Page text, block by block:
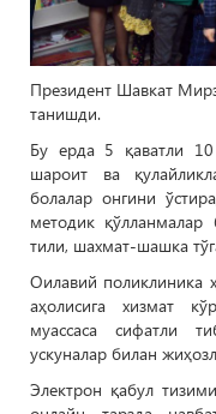
Президент Шавкат
танишди.
Бу ерда 5 қаватли
шароит ва
болалар онгини
методик қўлланмалар
тили, шахмат-шашка
Оилавий поликлиника
аҳолисига хизмат
муассаса сифатли
ускуналар билан
Электрон қабул